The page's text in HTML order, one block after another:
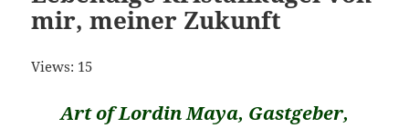
mir, meiner Zukunft
Views: 15
Art of Lordin Maya, Gastgeber,